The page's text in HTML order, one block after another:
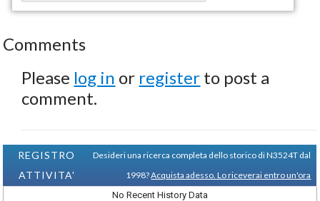
Comments
Please log in or register to post a
comment.
REGISTRO
ATTIVITA'
Desideri una ricerca completa dello storico di N3524T dal
1998?Acquista adesso. Lo riceverai entro un'ora
No Recent History Data